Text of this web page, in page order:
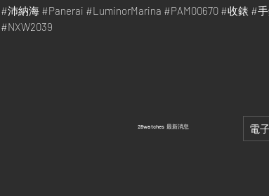
#沛納海 #Panerai #LuminorMarina #PAM00670 #收錶 #
#NXW2039
​28watches 最新消息